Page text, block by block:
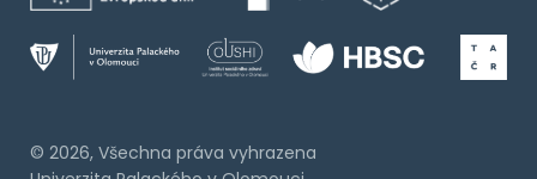
© 2026, Všechna práva vyhrazena